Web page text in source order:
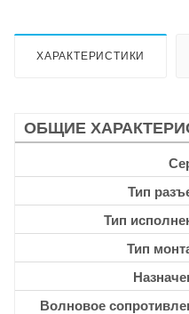
ХАРАКТЕРИСТИКИ
ОБЩИЕ
Тип
Тип
Тип
Волновое